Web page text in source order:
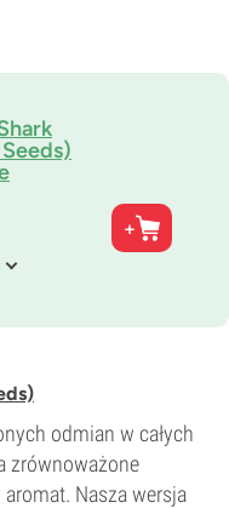
Indian
odmian w całych
zrównoważone
Nasza wersja